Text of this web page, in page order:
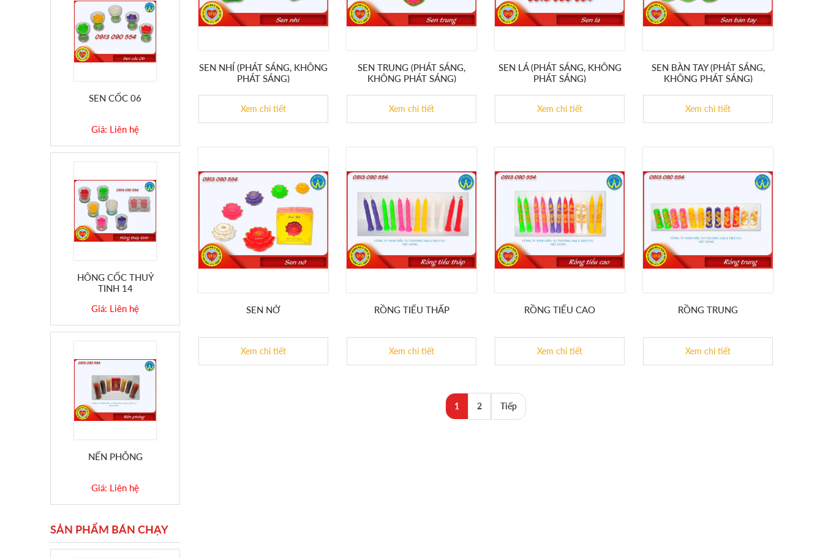
SEN CỐC 06
Giá: Liên hệ
HÔNG CỐC THUỶ
TINH 14
Giá: Liên hệ
NẾN PHỖNG
Giá: Liên hệ
SẢN PHẨM BÁN CHẠY
SEN NHÍ (PHÁT SÁNG, KHÔNG
PHÁT SÁNG)
Xem chi tiết
SEN TRUNG (PHÁT SÁNG,
KHÔNG PHÁT SÁNG)
Xem chi tiết
SEN LÁ (PHÁT SÁNG, KHÔNG
PHÁT SÁNG)
Xem chi tiết
SEN BÀN TAY (PHÁT SÁNG,
KHÔNG PHÁT SÁNG)
Xem chi tiết
SEN NỞ
Xem chi tiết
RỒNG TIỂU THẤP
Xem chi tiết
RỒNG TIỂU CAO
Xem chi tiết
RỒNG TRUNG
Xem chi tiết
1 2 Tiếp